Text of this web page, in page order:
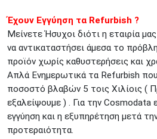
Έχουν Εγγύηση τα Refurbish ?
Μείνετε Ήσυχοι διότι η εταιρία
να αντικαταστήσει άμεσα το
προϊόν χωρίς καθυστερήσεις και
Απλά Ενημερωτικά τα Refurbish
ποσοστό βλαβών 5 τοις Χιλίοις (
εξαλείψουμε ) . Για την Cosmodata
εγγύηση και η εξυπηρέτηση μετά
προτεραιότητα.